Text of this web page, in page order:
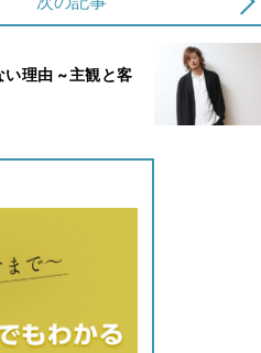
い理由 ~主観と客